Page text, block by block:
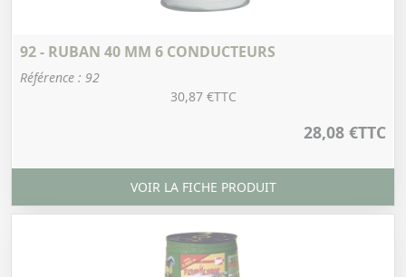
92 - RUBAN 40 MM 6 CONDUCTEURS
Référence : 92
30,87 €TTC
28,08 €TTC
VOIR LA FICHE PRODUIT